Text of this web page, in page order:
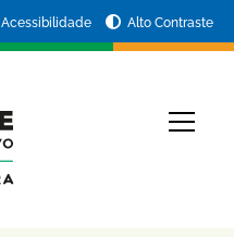
Acessibilidade Alto Contraste